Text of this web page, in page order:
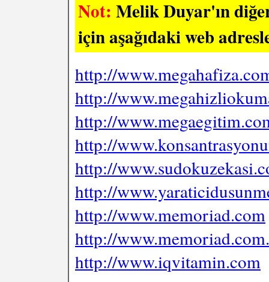
Not: Melik Duyar'ın
için aşağıdaki web
http://
http://
http://
http://
http://
http://
http://www.memoriad.com
http://
http://www.iqvitamin.com